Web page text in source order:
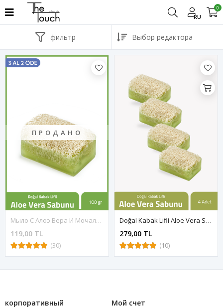
RU
0
фильтр
ПРОДАНО
Мыло С Алоэ Вера И Мочалкой
119,00 TL
(30)
Doğal Kabak Lifli Aloe Vera Sabunu 100 Gr X 4 Adet
279,00 TL
(10)
корпоративный Мой счет